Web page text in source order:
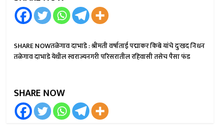
SHARE NOWतळेगाव दाभाडे : श्रीमती वर्षाताई पद्माकर किबे यांचे दुःखद निधन
तळेगाव दाभाडे येथील स्वराज्यनगरी परिसरातील रहिवासी तसेच पैसा फंड
SHARE NOW